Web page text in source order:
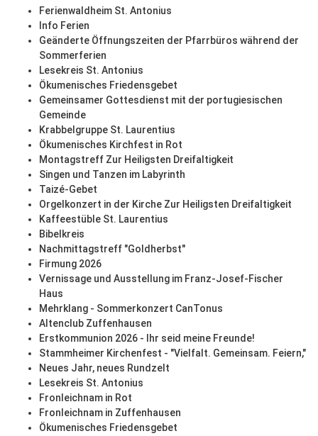
Ferienwaldheim St. Antonius
Info Ferien
Geänderte Öffnungszeiten der Pfarrbüros während der
Sommerferien
Lesekreis St. Antonius
Ökumenisches Friedensgebet
Gemeinsamer Gottesdienst mit der portugiesischen
Gemeinde
Krabbelgruppe St. Laurentius
Ökumenisches Kirchfest in Rot
Montagstreff Zur Heiligsten Dreifaltigkeit
Singen und Tanzen im Labyrinth
Taizé-Gebet
Orgelkonzert in der Kirche Zur Heiligsten Dreifaltigkeit
Kaffeestüble St. Laurentius
Bibelkreis
Nachmittagstreff "Goldherbst"
Firmung 2026
Vernissage und Ausstellung im Franz-Josef-Fischer
Haus
Mehrklang - Sommerkonzert CanTonus
Altenclub Zuffenhausen
Erstkommunion 2026 - Ihr seid meine Freunde!
Stammheimer Kirchenfest - "Vielfalt. Gemeinsam. Feiern,"
Neues Jahr, neues Rundzelt
Lesekreis St. Antonius
Fronleichnam in Rot
Fronleichnam in Zuffenhausen
Ökumenisches Friedensgebet